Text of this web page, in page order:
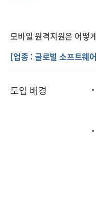
모바일 원격지원은 어떻
[업종 : 글로벌 소프트웨
도입 배경